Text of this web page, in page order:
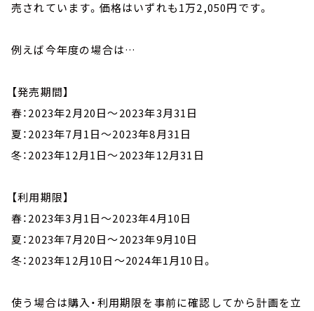
売されています。価格はいずれも1万2,050円です。
例えば今年度の場合は…
【発売期間】
春：2023年2月20日～2023年3月31日
夏：2023年7月1日～2023年8月31日
冬：2023年12月1日～2023年12月31日
【利用期限】
春：2023年3月1日～2023年4月10日
夏：2023年7月20日～2023年9月10日
冬：2023年12月10日～2024年1月10日。
使う場合は購入・利用期限を事前に確認してから計画を立